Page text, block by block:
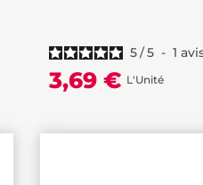
5/5 - 1
3,69 € L'Unité